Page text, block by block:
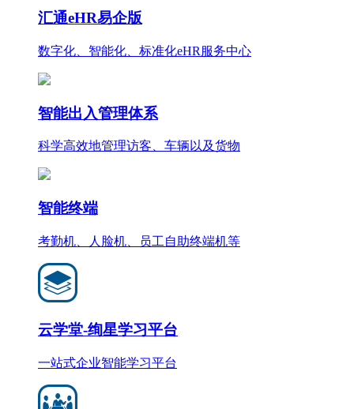
汇通eHR易企版
数字化、智能化、标准化eHR服务中心
智能出入管理体系
科学高效地管理访客、车辆以及货物
智能终端
考勤机、人脸机、员工自助终端机等
云学堂-绚星学习平台
一站式企业智能学习平台